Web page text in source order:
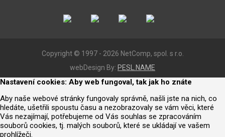
Copyright © 1997 - 2026 NetComp, spol. s r.o.
webDesign By: PESL.NAME
Nastavení cookies: Aby web fungoval, tak jak ho znáte
Aby naše webové stránky fungovaly správně, našli jste na nich, co
hledáte, ušetřili spoustu času a nezobrazovaly se vám věci, které
Vás nezajímají, potřebujeme od Vás souhlas se zpracováním
souborů cookies, tj. malých souborů, které se ukládají ve vašem
prohlížeči.